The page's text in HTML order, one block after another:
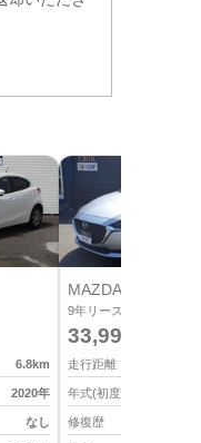
6.8km
2020年
なし
MAZDA2
9年リース月額定額
33,990
走行距離
年式(初度登録)
修復歴